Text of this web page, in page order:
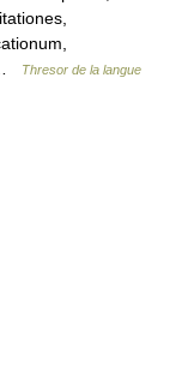
Thresor de la langue